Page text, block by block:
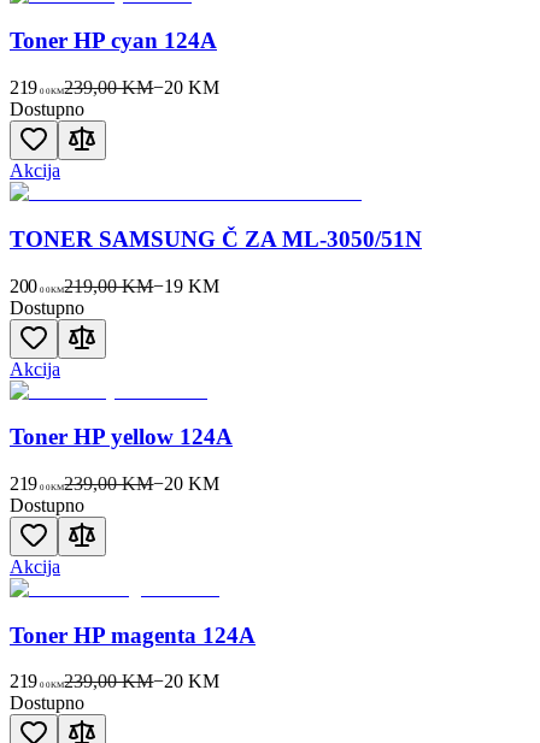
Toner HP cyan 124A
219 00KM239,00 KM−20 KM
Dostupno
Akcija
TONER SAMSUNG Č ZA ML-3050/51N
200 00KM219,00 KM−19 KM
Dostupno
Akcija
Toner HP yellow 124A
219 00KM239,00 KM−20 KM
Dostupno
Akcija
Toner HP magenta 124A
219 00KM239,00 KM−20 KM
Dostupno